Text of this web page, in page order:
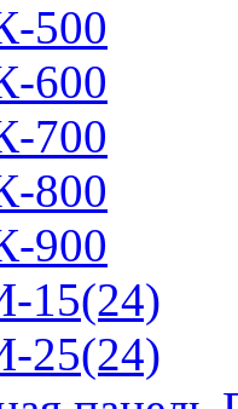
500
600
700
800
900
15(24)
25(24)